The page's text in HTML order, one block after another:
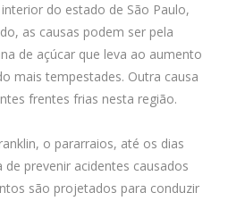
do estado de São Paulo,
as causas podem ser pela
de açúcar que leva ao aumento
mais tempestades. Outra causa
frentes frias nesta região.
o pararraios, até os dias
prevenir acidentes causados
são projetados para conduzir